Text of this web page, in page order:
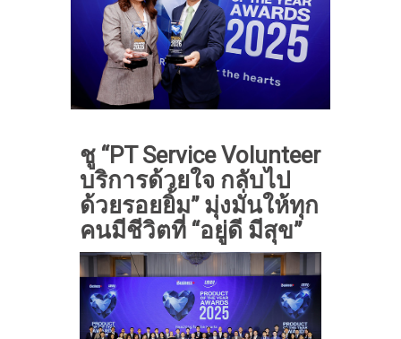
ชู “PT Service Volunteer
บริการด้วยใจ กลับไป
ด้วยรอยยิ้ม” มุ่งมั่นให้ทุก
คนมีชีวิตที่ “อยู่ดี มีสุข”